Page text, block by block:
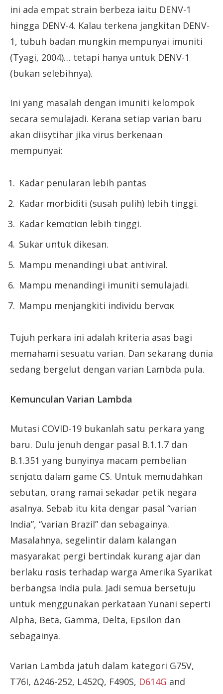
ini ada empat strain berbeza iaitu DENV-1
hingga DENV-4. Kalau terkena jangkitan DENV-
1, tubuh badan mungkin mempunyai imuniti
(Tyagi, 2004)… tetapi hanya untuk DENV-1
(bukan selebihnya).
Ini yang masalah dengan imuniti kelompok
secara semulajadi. Kerana setiap varian baru
akan diisytihar jika virus berkenaan
mempunyai:
Kadar penularan lebih pantas
Kadar morbiditi (susah pulih) lebih tinggi.
Kadar kemαtiαn lebih tinggi.
Sukar untuk dikesan.
Mampu menandingi ubat antiviral.
Mampu menandingi imuniti semulajadi.
Mampu menjangkiti individu bervακ
Tujuh perkara ini adalah kriteria asas bagi
memahami sesuatu varian. Dan sekarang dunia
sedang bergelut dengan varian Lambda pula.
Kemunculan Varian Lambda
Mutasi COVID-19 bukanlah satu perkara yang
baru. Dulu jenuh dengar pasal B.1.1.7 dan
B.1.351 yang bunyinya macam pembelian
sεnjαtα dalam game CS. Untuk memudahkan
sebutan, orang ramai sekadar petik negara
asalnya. Sebab itu kita dengar pasal “varian
India”, “varian Brazil” dan sebagainya.
Masalahnya, segelintir dalam kalangan
masyarakat pergi bertindak kurang ajar dan
berlaku rαsis terhadap warga Amerika Syarikat
berbangsa India pula. Jadi semua bersetuju
untuk menggunakan perkataan Yunani seperti
Alpha, Beta, Gamma, Delta, Epsilon dan
sebagainya.
Varian Lambda jatuh dalam kategori G75V,
T76I, Δ246-252, L452Q, F490S, D614G and